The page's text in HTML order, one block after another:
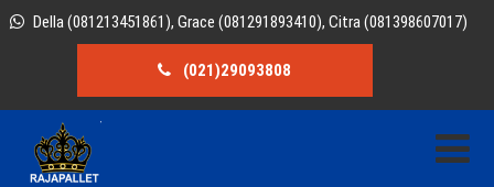
Della (081213451861), Grace (081291893410), Citra (081398607017)
(021)29093808